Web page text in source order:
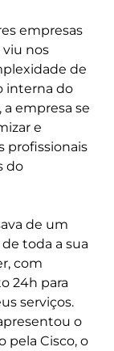
empresas
nos
de
interna do
empresa se
e
profissionais
do
de um
toda a sua
com
24h para
serviços.
o
pela Cisco, o